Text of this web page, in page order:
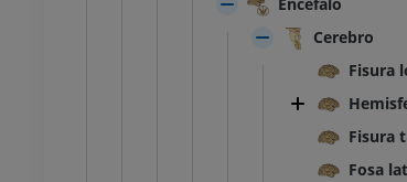
Cerebro
Fisura
Fisura
Fosa